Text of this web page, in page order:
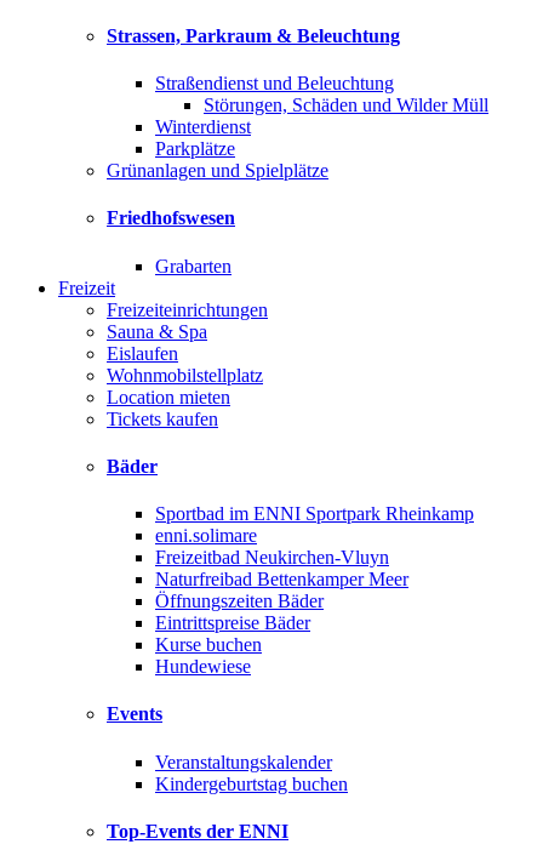
Strassen, Parkraum & Beleuchtung
Straßendienst und Beleuchtung
Störungen, Schäden und Wilder Müll
Winterdienst
Parkplätze
Grünanlagen und Spielplätze
Friedhofswesen
Grabarten
Freizeit
Freizeiteinrichtungen
Sauna & Spa
Eislaufen
Wohnmobilstellplatz
Location mieten
Tickets kaufen
Bäder
Sportbad im ENNI Sportpark Rheinkamp
enni.solimare
Freizeitbad Neukirchen-Vluyn
Naturfreibad Bettenkamper Meer
Öffnungszeiten Bäder
Eintrittspreise Bäder
Kurse buchen
Hundewiese
Events
Veranstaltungskalender
Kindergeburtstag buchen
Top-Events der ENNI